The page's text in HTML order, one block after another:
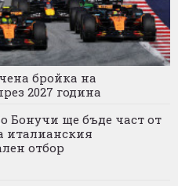
бройка на
2027 година
Бонучи ще бъде част от
италианския
отбор